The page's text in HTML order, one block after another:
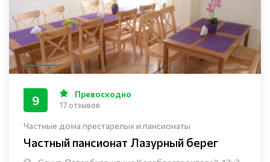
Частные дома престарелых и пансионаты
Частный пансионат Лазурный берег
9 Превосходно
17 отзывов